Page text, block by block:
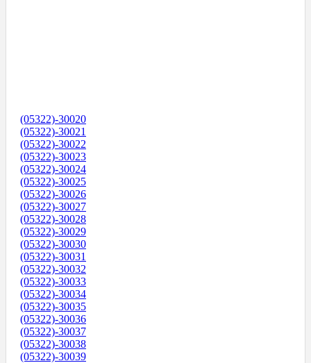
(05322)-30020
(05322)-30021
(05322)-30022
(05322)-30023
(05322)-30024
(05322)-30025
(05322)-30026
(05322)-30027
(05322)-30028
(05322)-30029
(05322)-30030
(05322)-30031
(05322)-30032
(05322)-30033
(05322)-30034
(05322)-30035
(05322)-30036
(05322)-30037
(05322)-30038
(05322)-30039